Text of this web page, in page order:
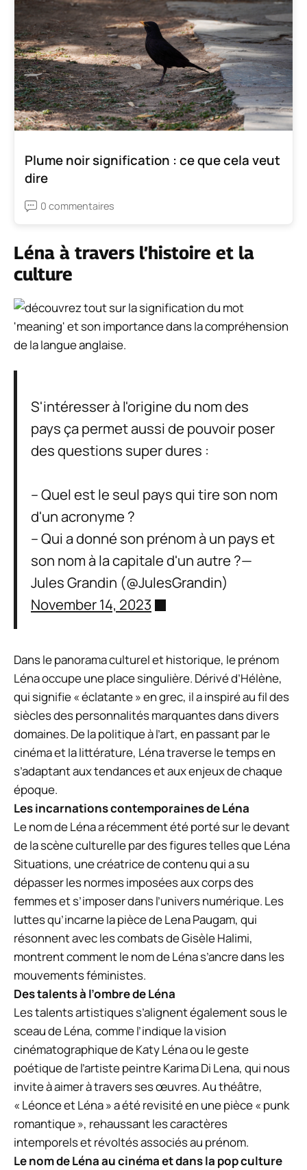
Plume noir signification : ce que cela veut
dire
0 commentaires
Léna à travers l’histoire et la
culture
S'intéresser à l'origine du nom des
pays ça permet aussi de pouvoir poser
des questions super dures :
– Quel est le seul pays qui tire son nom
d'un acronyme ?
– Qui a donné son prénom à un pays et
son nom à la capitale d'un autre ?—
Jules Grandin (@JulesGrandin)
November 14, 2023
Dans le panorama culturel et historique, le prénom
Léna occupe une place singulière. Dérivé d’Hélène,
qui signifie « éclatante » en grec, il a inspiré au fil des
siècles des personnalités marquantes dans divers
domaines. De la politique à l’art, en passant par le
cinéma et la littérature, Léna traverse le temps en
s’adaptant aux tendances et aux enjeux de chaque
époque.
Les incarnations contemporaines de Léna
Le nom de Léna a récemment été porté sur le devant
de la scène culturelle par des figures telles que Léna
Situations, une créatrice de contenu qui a su
dépasser les normes imposées aux corps des
femmes et s’imposer dans l’univers numérique. Les
luttes qu’incarne la pièce de Lena Paugam, qui
résonnent avec les combats de Gisèle Halimi,
montrent comment le nom de Léna s’ancre dans les
mouvements féministes.
Des talents à l’ombre de Léna
Les talents artistiques s’alignent également sous le
sceau de Léna, comme l’indique la vision
cinématographique de Katy Léna ou le geste
poétique de l’artiste peintre Karima Di Lena, qui nous
invite à aimer à travers ses œuvres. Au théâtre,
« Léonce et Léna » a été revisité en une pièce « punk
romantique », rehaussant les caractères
intemporels et révoltés associés au prénom.
Le nom de Léna au cinéma et dans la pop culture